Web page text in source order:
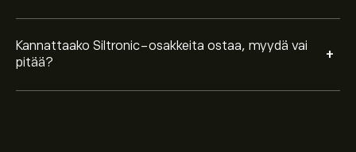
Kannattaako Siltronic-osakkeita ostaa, myydä vai
pitää?
+